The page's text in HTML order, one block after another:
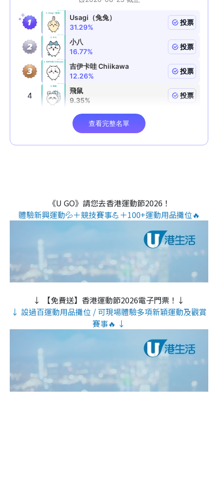
《U GO》請您去香港運動節2026！
體驗新興運動💦＋競技賽事💪＋100+運動用品攤位🔥
↓ 【免費送】香港運動節2026電子門票！↓
↓ 設過百運動用品攤位 / 可現場體驗多項新穎運動及觀賞
賽事🔥 ↓